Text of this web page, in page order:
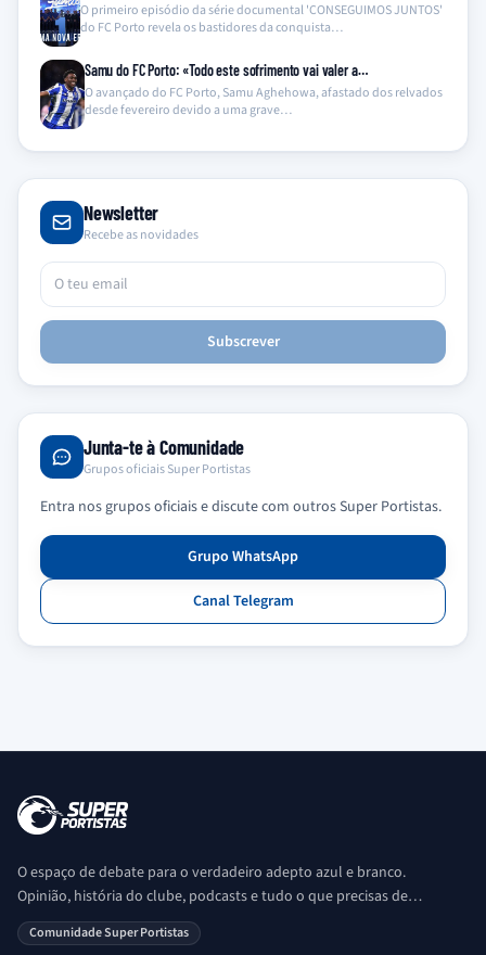
O primeiro episódio da série documental 'CONSEGUIMOS JUNTOS'
do FC Porto revela os bastidores da conquista…
Samu do FC Porto: «Todo este sofrimento vai valer a…
O avançado do FC Porto, Samu Aghehowa, afastado dos relvados
desde fevereiro devido a uma grave…
Newsletter
Recebe as novidades
Subscrever
Junta-te à Comunidade
Grupos oficiais Super Portistas
Entra nos grupos oficiais e discute com outros Super Portistas.
Grupo WhatsApp
Canal Telegram
O espaço de debate para o verdadeiro adepto azul e branco.
Opinião, história do clube, podcasts e tudo o que precisas de
saber sobre o universo Porto. Ser Porto é aqui!
Comunidade Super Portistas